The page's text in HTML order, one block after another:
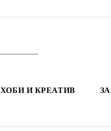
ХОБИ И КРЕАТИВ